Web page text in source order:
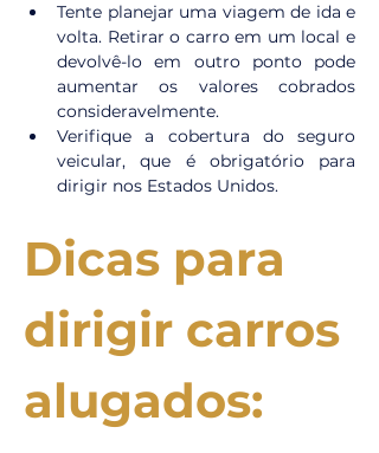
Tente planejar uma viagem de ida e
volta. Retirar o carro em um local e
devolvê-lo em outro ponto pode
aumentar os valores cobrados
consideravelmente.
Verifique a cobertura do seguro
veicular, que é obrigatório para
dirigir nos Estados Unidos.
Dicas para
dirigir carros
alugados: